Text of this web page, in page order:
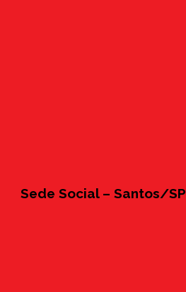
Sede Social – Santos/SP